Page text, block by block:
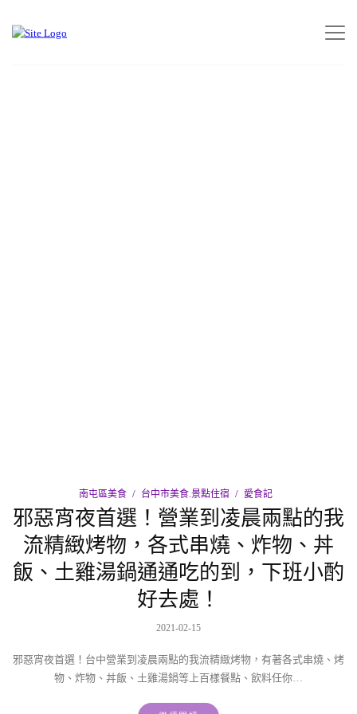
南屯區美食 台中市美食.景點住宿 愛食記
邪惡宵夜首選！營業到凌晨兩點的我
流精緻烤物，各式串燒、炸物、丼
飯、土雞湯鍋通通吃的到，下班小酌
好去處！
2021-02-15
邪惡宵夜首選！台中營業到凌晨兩點的我流精緻烤物，有著各式串燒、烤
物、炸物、丼飯、土雞湯鍋等上百樣餐點、飲料任你…